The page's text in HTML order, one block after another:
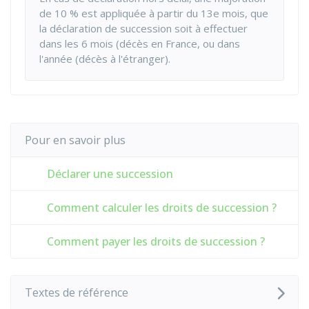
de 10 % est appliquée à partir du 13e mois, que
la déclaration de succession soit à effectuer
dans les 6 mois (décès en France, ou dans
l'année (décès à l'étranger).
Pour en savoir plus
Déclarer une succession
Comment calculer les droits de succession ?
Comment payer les droits de succession ?
Textes de référence